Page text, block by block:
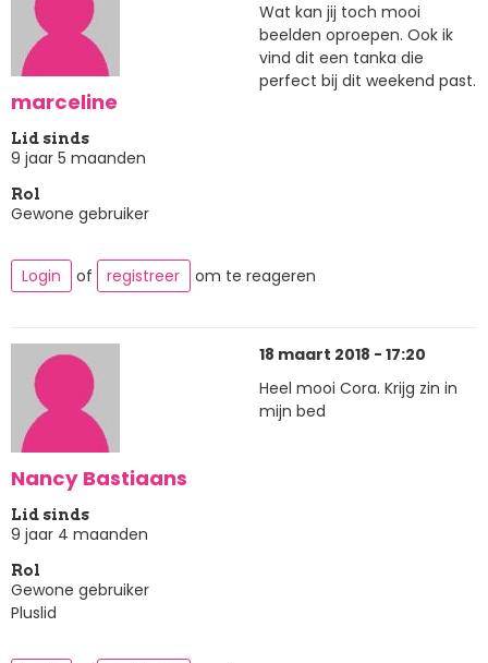
marceline
Lid sinds
9 jaar 5 maanden
Rol
Gewone gebruiker
Wat kan jij toch mooi
beelden oproepen. Ook ik
vind dit een tanka die
perfect bij dit weekend past.
Login of registreer om te reageren
Nancy Bastiaans
Lid sinds
9 jaar 4 maanden
Rol
Gewone gebruiker
Pluslid
18 maart 2018 - 17:20
Heel mooi Cora. Krijg zin in
mijn bed